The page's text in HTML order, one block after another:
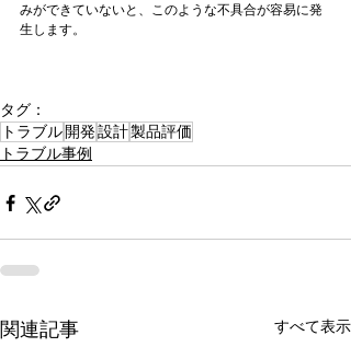
みができていないと、このような不具合が容易に発
生します。
タグ：
トラブル開発設計製品評価
トラブル事例
関連記事 すべて表示